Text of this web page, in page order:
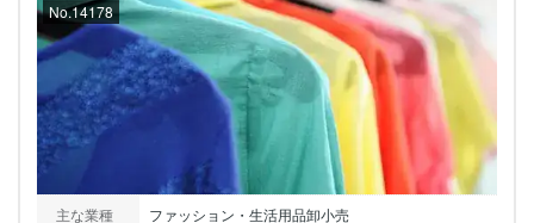
No.14178
主な業種
ファッション・生活用品卸小売